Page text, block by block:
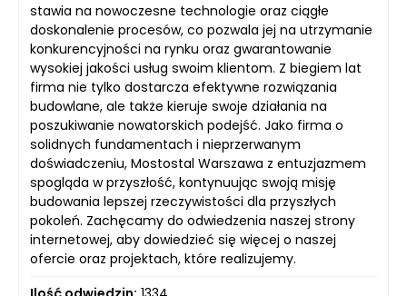
stawia na nowoczesne technologie oraz ciągłe
doskonalenie procesów, co pozwala jej na utrzymanie
konkurencyjności na rynku oraz gwarantowanie
wysokiej jakości usług swoim klientom. Z biegiem lat
firma nie tylko dostarcza efektywne rozwiązania
budowlane, ale także kieruje swoje działania na
poszukiwanie nowatorskich podejść. Jako firma o
solidnych fundamentach i nieprzerwanym
doświadczeniu, Mostostal Warszawa z entuzjazmem
spogląda w przyszłość, kontynuując swoją misję
budowania lepszej rzeczywistości dla przyszłych
pokoleń. Zachęcamy do odwiedzenia naszej strony
internetowej, aby dowiedzieć się więcej o naszej
ofercie oraz projektach, które realizujemy.